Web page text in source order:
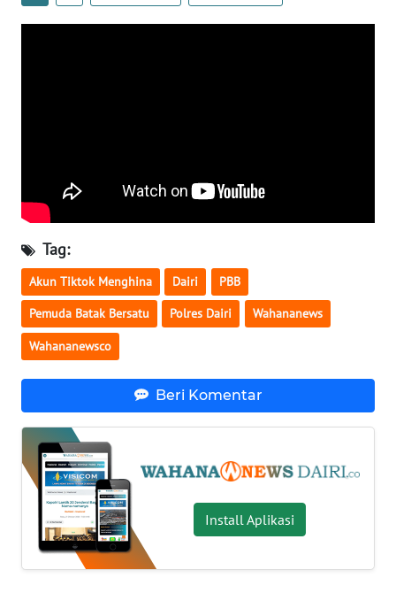
Tag:
Akun Tiktok Menghina Dairi PBB
Pemuda Batak Bersatu Polres Dairi Wahananews
Wahananewsco
Beri Komentar
Install Aplikasi
WN
WN
JATENG
WN
NUSANTARA
WN
WN
BALI
WN
KALBAR